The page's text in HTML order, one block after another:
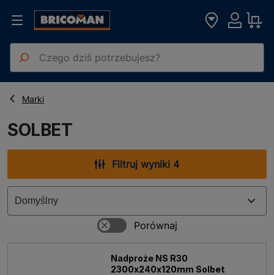
Strona główna
Marki
SOLBET
SOLBET
Filtruj wyniki 4
Nadproże NS R30
2300x240x120mm Solbet